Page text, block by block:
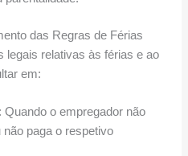
das Regras de Férias
legais relativas às férias e ao
em:
Quando o empregador não
paga o respetivo